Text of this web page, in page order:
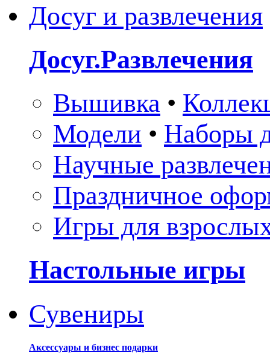
Досуг и развлечения
Досуг.Развлечения
Вышивка •
Модели • Наборы
Научные
Праздничное
Игры для
Настольные игры
Сувениры
Аксессуары и бизнес подарки